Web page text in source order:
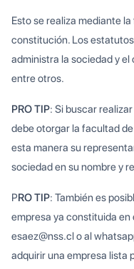
Esto se realiza mediante
constitución. Los
administra la sociedad y
entre otros.
PRO TIP: Si buscar
debe otorgar la facultad
esta manera su
sociedad en su nombre y
PRO TIP: También es
empresa ya constituida en
esaez@nss.cl o al
adquirir una empresa lista